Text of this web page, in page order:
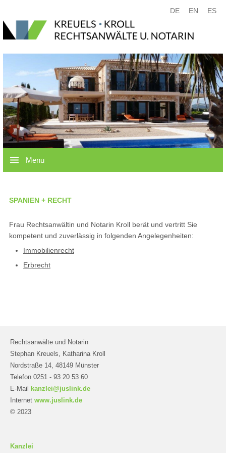
Menu
SPANIEN + RECHT
Frau Rechtsanwältin und Notarin Kroll berät und vertritt Sie
kompetent und zuverlässig in folgenden Angelegenheiten:
Immobilienrecht
Erbrecht
DE EN ES
Rechtsanwälte und Notarin
Stephan Kreuels, Katharina Kroll
Nordstraße 14, 48149 Münster
Telefon 0251 - 93 20 53 60
E-Mail kanzlei@juslink.de
Internet www.juslink.de
© 2023
Kanzlei